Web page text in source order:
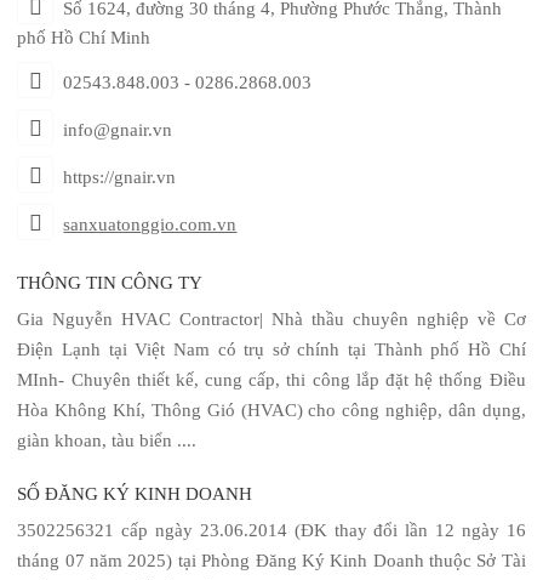
Số 1624, đường 30 tháng 4, Phường Phước Thắng, Thành
phố Hồ Chí Minh
02543.848.003 - 0286.2868.003
info@gnair.vn
https://gnair.vn
sanxuatonggio.com.vn
THÔNG TIN CÔNG TY
Gia Nguyễn HVAC Contractor| Nhà thầu chuyên nghiệp về Cơ
Điện Lạnh tại Việt Nam có trụ sở chính tại Thành phố Hồ Chí
MInh- Chuyên thiết kế, cung cấp, thi công lắp đặt hệ thống Điều
Hòa Không Khí, Thông Gió (HVAC) cho công nghiệp, dân dụng,
giàn khoan, tàu biển ....
SỐ ĐĂNG KÝ KINH DOANH
3502256321 cấp ngày 23.06.2014 (ĐK thay đổi lần 12 ngày 16
tháng 07 năm 2025) tại Phòng Đăng Ký Kinh Doanh thuộc Sở Tài